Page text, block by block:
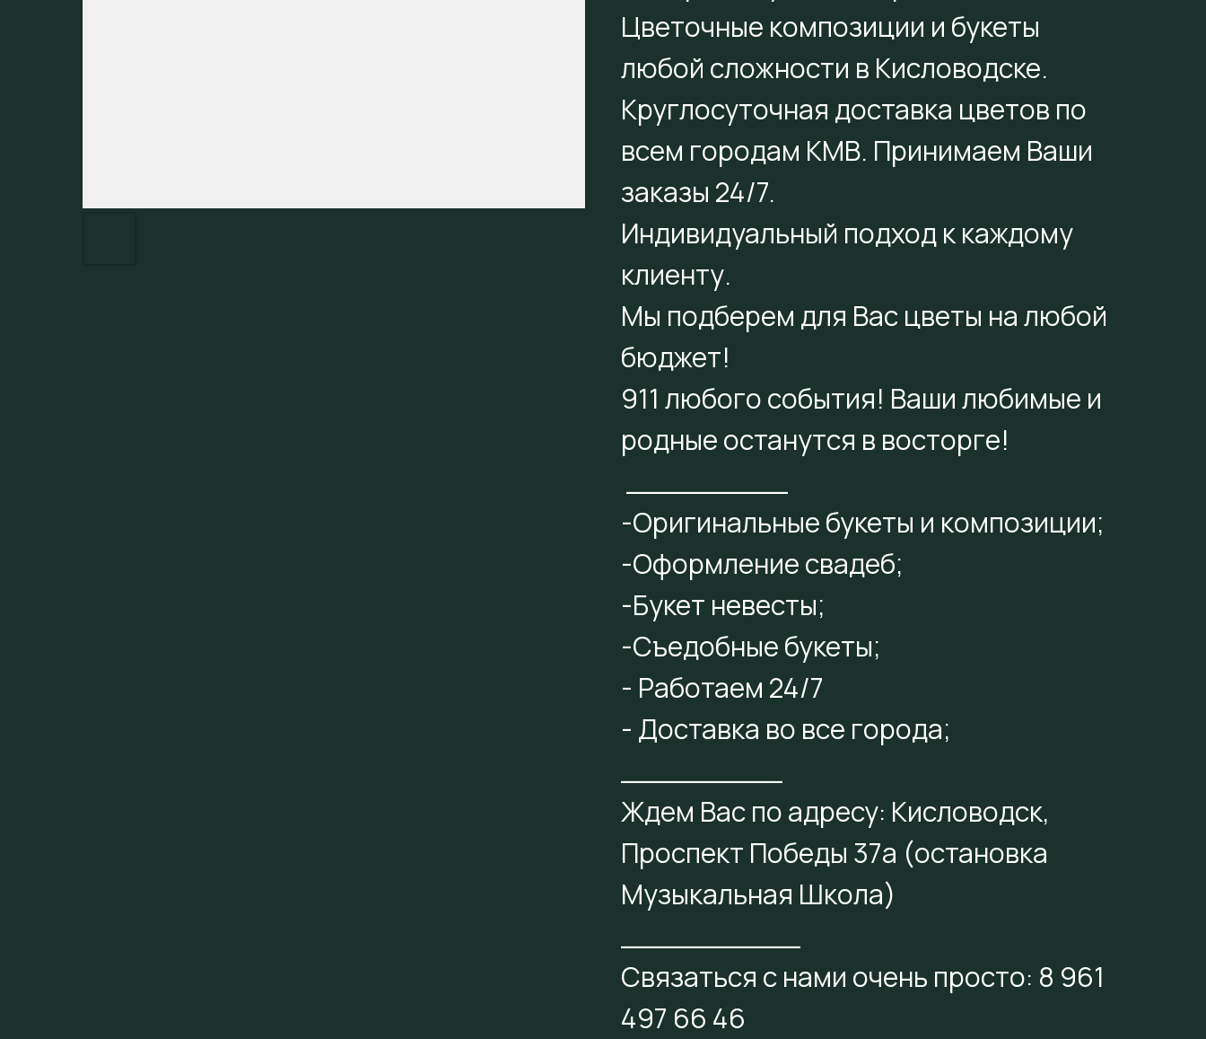
Цветочные композиции и букеты
любой сложности в Кисловодске.
Круглосуточная доставка цветов по
всем городам КМВ. Принимаем Ваши
заказы 24/7.
Индивидуальный подход к каждому
клиенту.
Мы подберем для Вас цветы на любой
бюджет!
911 любого события! Ваши любимые и
родные останутся в восторге!
-Оригинальные букеты и композиции;
-Оформление свадеб;
-Букет невесты;
-Съедобные букеты;
- Работаем 24/7
- Доставка во все города;
Ждем Вас по адресу: Кисловодск,
Проспект Победы 37а (остановка
Музыкальная Школа)
Связаться с нами очень просто: 8 961
497 66 46